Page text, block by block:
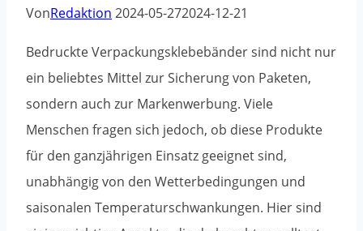
VonRedaktion 2024-05-272024-12-21
Bedruckte Verpackungsklebebänder sind nicht nur
ein beliebtes Mittel zur Sicherung von Paketen,
sondern auch zur Markenwerbung. Viele
Menschen fragen sich jedoch, ob diese Produkte
für den ganzjährigen Einsatz geeignet sind,
unabhängig von den Wetterbedingungen und
saisonalen Temperaturschwankungen. Hier sind